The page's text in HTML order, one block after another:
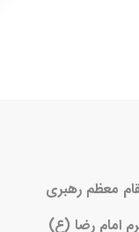
معظم رهبری
امام رضا (ع)